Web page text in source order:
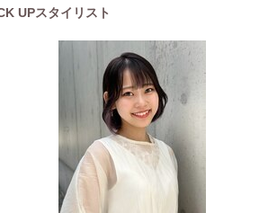
UPスタイリスト